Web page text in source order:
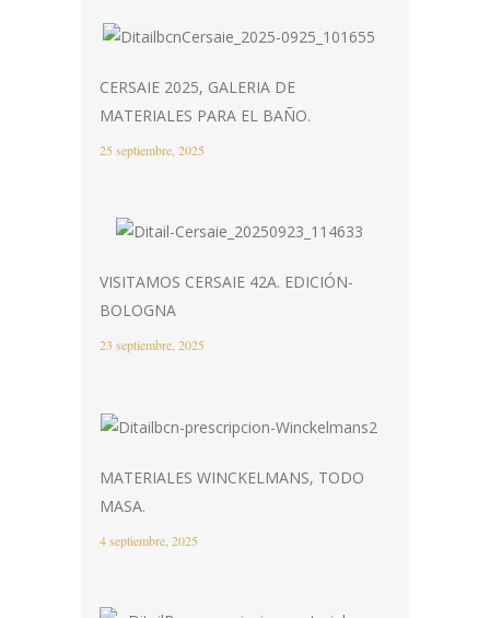
CERSAIE 2025, GALERIA DE
MATERIALES PARA EL BAÑO.
25 septiembre, 2025
VISITAMOS CERSAIE 42A. EDICIÓN-
BOLOGNA
23 septiembre, 2025
MATERIALES WINCKELMANS, TODO
MASA.
4 septiembre, 2025